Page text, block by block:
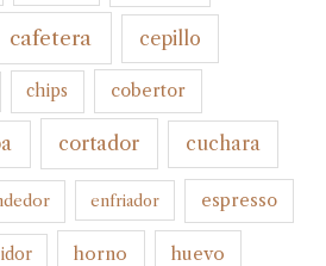
cafetera cepillo
chips cobertor
cortador cuchara
enfriador espresso
horno huevo